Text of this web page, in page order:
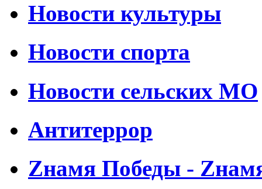
Новости культуры
Новости спорта
Новости сельских МО
Антитеррор
Zнамя Победы -